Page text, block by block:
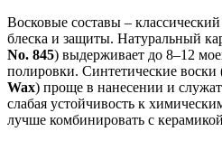
Восковые составы –
блеска и защиты. Натуральный
No. 845) выдерживает до 8–12
полировки. Синтетические воски
Wax) проще в нанесении и
слабая устойчивость к
лучше комбинировать с